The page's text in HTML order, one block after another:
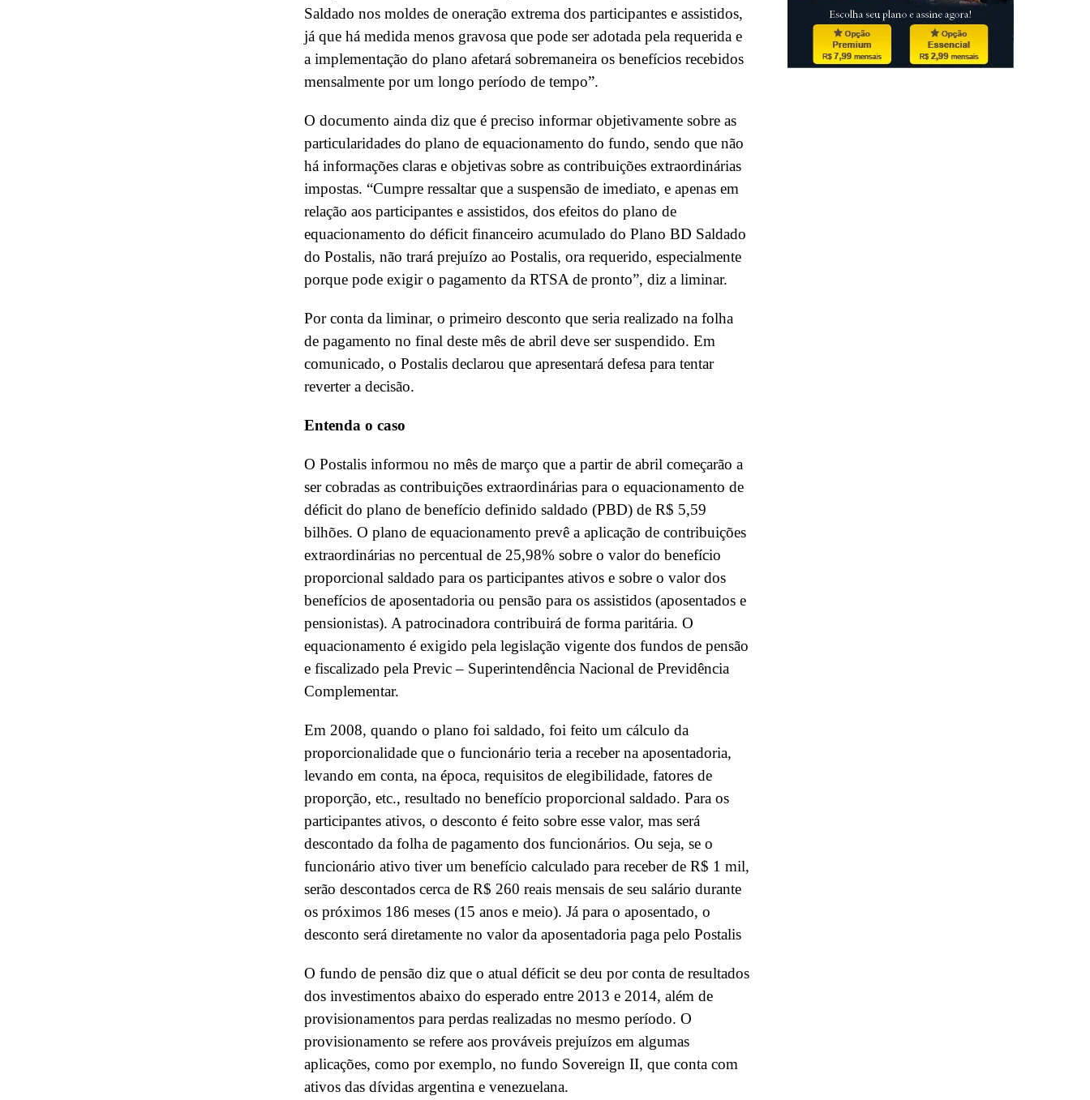
Saldado nos moldes de oneração extrema dos participantes e assistidos,
já que há medida menos gravosa que pode ser adotada pela requerida e
a implementação do plano afetará sobremaneira os benefícios recebidos
mensalmente por um longo período de tempo”.
O documento ainda diz que é preciso informar objetivamente sobre as
particularidades do plano de equacionamento do fundo, sendo que não
há informações claras e objetivas sobre as contribuições extraordinárias
impostas. “Cumpre ressaltar que a suspensão de imediato, e apenas em
relação aos participantes e assistidos, dos efeitos do plano de
equacionamento do déficit financeiro acumulado do Plano BD Saldado
do Postalis, não trará prejuízo ao Postalis, ora requerido, especialmente
porque pode exigir o pagamento da RTSA de pronto”, diz a liminar.
Por conta da liminar, o primeiro desconto que seria realizado na folha
de pagamento no final deste mês de abril deve ser suspendido. Em
comunicado, o Postalis declarou que apresentará defesa para tentar
reverter a decisão.
Entenda o caso
O Postalis informou no mês de março que a partir de abril começarão a
ser cobradas as contribuições extraordinárias para o equacionamento de
déficit do plano de benefício definido saldado (PBD) de R$ 5,59
bilhões. O plano de equacionamento prevê a aplicação de contribuições
extraordinárias no percentual de 25,98% sobre o valor do benefício
proporcional saldado para os participantes ativos e sobre o valor dos
benefícios de aposentadoria ou pensão para os assistidos (aposentados e
pensionistas). A patrocinadora contribuirá de forma paritária. O
equacionamento é exigido pela legislação vigente dos fundos de pensão
e fiscalizado pela Previc – Superintendência Nacional de Previdência
Complementar.
Em 2008, quando o plano foi saldado, foi feito um cálculo da
proporcionalidade que o funcionário teria a receber na aposentadoria,
levando em conta, na época, requisitos de elegibilidade, fatores de
proporção, etc., resultado no benefício proporcional saldado. Para os
participantes ativos, o desconto é feito sobre esse valor, mas será
descontado da folha de pagamento dos funcionários. Ou seja, se o
funcionário ativo tiver um benefício calculado para receber de R$ 1 mil,
serão descontados cerca de R$ 260 reais mensais de seu salário durante
os próximos 186 meses (15 anos e meio). Já para o aposentado, o
desconto será diretamente no valor da aposentadoria paga pelo Postalis
O fundo de pensão diz que o atual déficit se deu por conta de resultados
dos investimentos abaixo do esperado entre 2013 e 2014, além de
provisionamentos para perdas realizadas no mesmo período. O
provisionamento se refere aos prováveis prejuízos em algumas
aplicações, como por exemplo, no fundo Sovereign II, que conta com
ativos das dívidas argentina e venezuelana.